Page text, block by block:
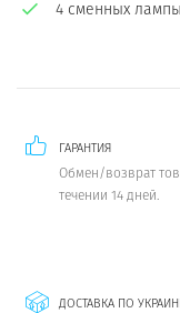
4 сменных лампы
ГАРАНТИЯ
Обмен/возврат
течении 14 дней.
ДОСТАВКА ПО